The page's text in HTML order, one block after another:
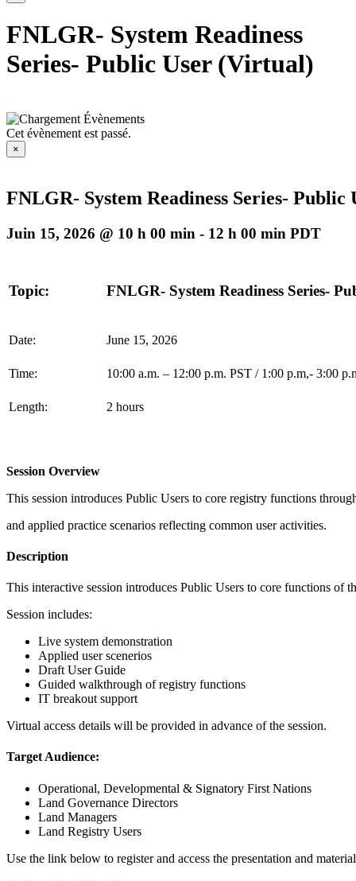
FNLGR- System Readiness
Series- Public User (Virtual)
Cet évènement est passé.
×
FNLGR- System Readiness Series-
Juin 15, 2026 @ 10 h 00 min - 12 h 00 min PDT
Topic: FNLGR- System Readiness Series-
Date: June 15, 2026
Time: 10:00 a.m. – 12:00 p.m. PST / 1:00 p.m,- 3:00
Length: 2 hours
Session Overview
This session introduces Public Users to core registry functions
and applied practice scenarios reflecting common user activities.
Description
This interactive session introduces Public Users to core functions
Session includes:
Live system demonstration
Applied user scenerios
Draft User Guide
Guided walkthrough of registry functions
IT breakout support
Virtual access details will be provided in advance of the session.
Target Audience:
Operational, Developmental & Signatory First Nations
Land Governance Directors
Land Managers
Land Registry Users
Use the link below to register and access the presentation and